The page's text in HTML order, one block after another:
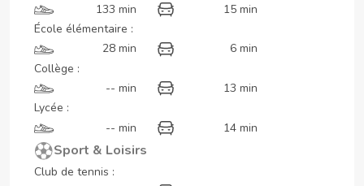
133 min
15 min
École élémentaire :
28 min
6 min
Collège :
-- min
13 min
Lycée :
-- min
14 min
Sport & Loisirs
Club de tennis :